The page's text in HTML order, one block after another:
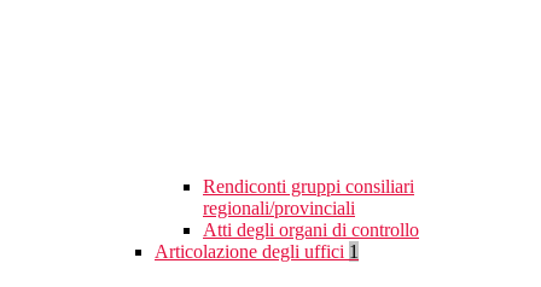
Rendiconti gruppi consiliari
regionali/provinciali
Atti degli organi di controllo
Articolazione degli uffici 1